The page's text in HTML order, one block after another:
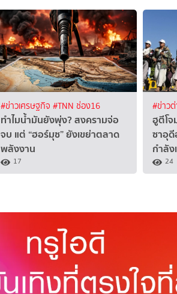
#ข่าวเศรษฐกิจ #TNN ช่อง16
ทำไมน้ำมันยังพุ่ง? สงครามจ่อ
จบ แต่ “ฮอร์มุซ” ยังเขย่าตลาด
พลังงาน
17
#ข่าวต่
ฮูตีโ
ซาอุดี
กำลัง
24